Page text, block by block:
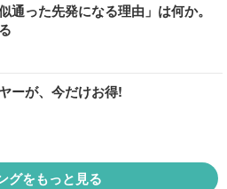
通った先発になる理由」は何か。
ーが、今だけお得!
グをもっと見る